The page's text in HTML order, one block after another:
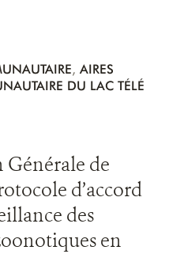
, AIRES
DU LAC TÉLÉ
Générale de
d’accord
des
en